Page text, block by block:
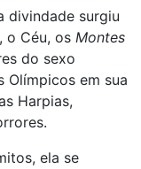
divindade surgiu
, o Céu, os Montes
do sexo
Olímpicos em sua
Harpias,
ela se